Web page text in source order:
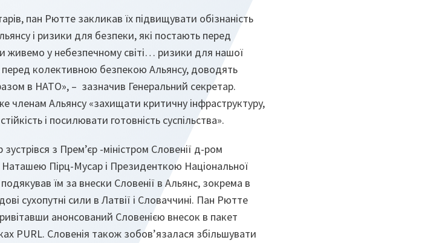
пан Рютте закликав їх підвищувати обізнаність
і ризики для безпеки, які постають перед
живемо у небезпечному світі… ризики для нашої
колективною безпекою Альянсу, доводять
в НАТО», – зазначив Генеральний секретар.
членам Альянсу «захищати критичну інфраструктуру,
і посилювати готовність суспільства».
з Прем’єр -міністром Словенії д-ром
Пірц-Мусар і Президенткою Національної
їм за внески Словенії в Альянс, зокрема в
сухопутні сили в Латвії і Словаччині. Пан Рютте
анонсований Словенією внесок в пакет
PURL. Словенія також зобов’язалася збільшувати